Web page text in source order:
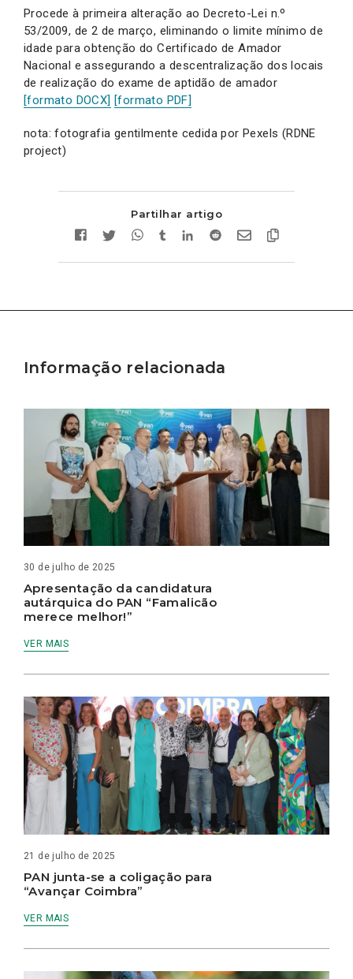
Procede à primeira alteração ao Decreto-Lei n.º
53/2009, de 2 de março, eliminando o limite mínimo de
idade para obtenção do Certificado de Amador
Nacional e assegurando a descentralização dos locais
de realização do exame de aptidão de amador
[formato DOCX] [formato PDF]
nota: fotografia gentilmente cedida por Pexels (RDNE
project)
Partilhar artigo
Informação relacionada
30 de julho de 2025
Apresentação da candidatura
autárquica do PAN “Famalicão
merece melhor!”
VER MAIS
21 de julho de 2025
PAN junta-se a coligação para
“Avançar Coimbra”
VER MAIS